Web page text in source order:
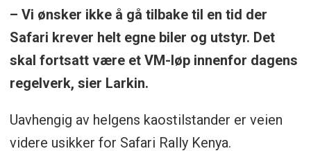
– Vi ønsker ikke å gå tilbake til en tid der
Safari krever helt egne biler og utstyr. Det
skal fortsatt være et VM-løp innenfor dagens
regelverk, sier Larkin.
Uavhengig av helgens kaostilstander er veien
videre usikker for Safari Rally Kenya.